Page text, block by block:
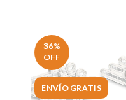
36%
OFF
ENVÍO GRATIS